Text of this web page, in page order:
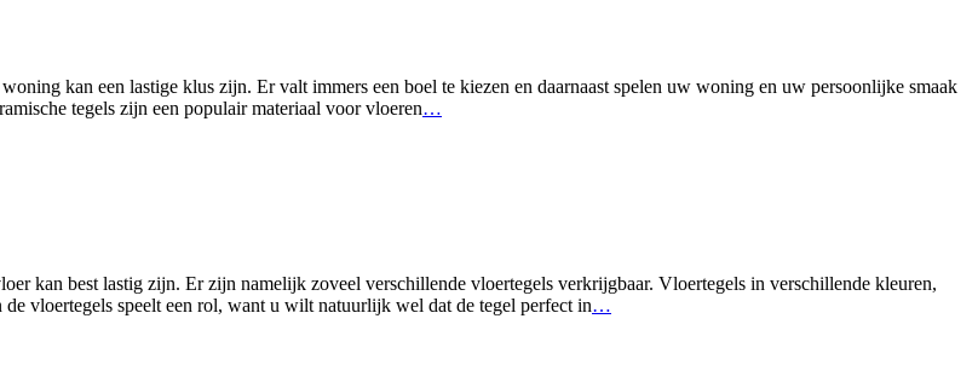
kan een lastige klus zijn. Er valt immers een boel te kiezen en daarnaast spelen uw woning en uw persoonlijke smaak
tegels zijn een populair materiaal voor vloeren…
kan best lastig zijn. Er zijn namelijk zoveel verschillende vloertegels verkrijgbaar. Vloertegels in verschillende kleuren,
vloertegels speelt een rol, want u wilt natuurlijk wel dat de tegel perfect in…